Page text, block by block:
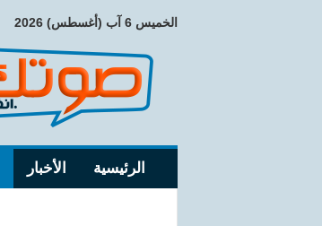
الخميس 6 آب (أغسطس) 2026
الرئيسية الأخبار